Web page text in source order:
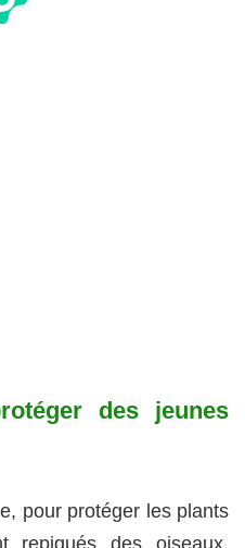
des jeunes
pour protéger les plants